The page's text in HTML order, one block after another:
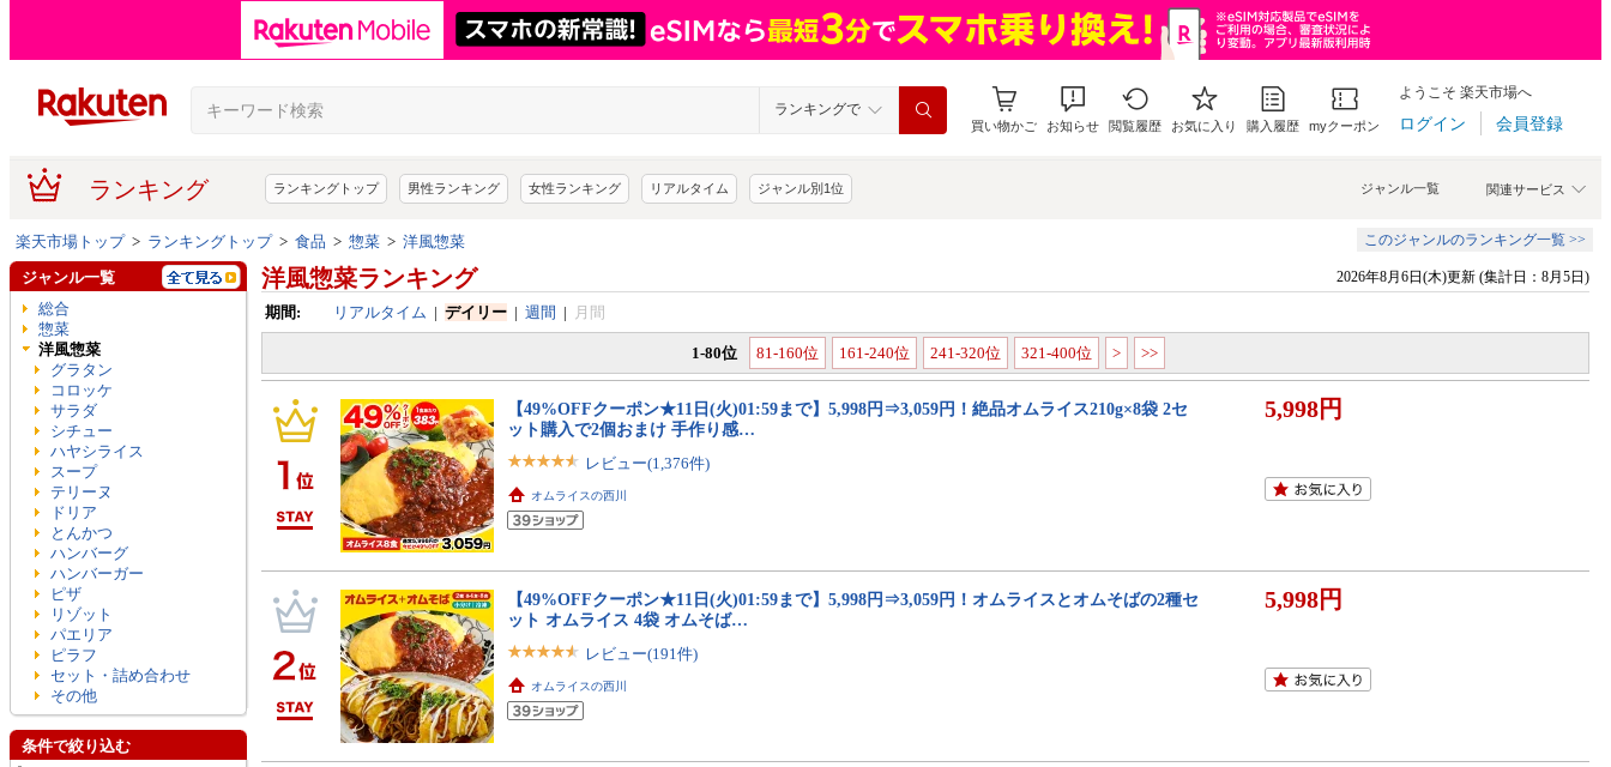
ランキングで
買い物かご お知らせ 閲覧履歴 お気に入り 購入履歴 myクーポン
ようこそ 楽天市場へ
ログイン 会員登録
ランキング 関連サービス
ジャンル一覧
ランキングトップ 男性ランキング 女性ランキング リアルタイム ジャンル別1位
楽天市場トップ> ランキングトップ> 食品 > 惣菜 > 洋風惣菜 このジャンルのランキング一覧 >>
洋風惣菜ランキング 2026年8月6日(木)更新 (集計日：8月5日)
期間: リアルタイム | デイリー| 週間 | 月間
1-80位 81-160位 161-240位 241-320位 321-400位 > >>
【49%OFFクーポン★11日(火)01:59まで】5,998円⇒3,059円！絶品オムライス210g×8袋 2セ
ット購入で2個おまけ 手作り感…
レビュー(1,376件)
オムライスの西川
5,998円
【49%OFFクーポン★11日(火)01:59まで】5,998円⇒3,059円！オムライスとオムそばの2種セ
ット オムライス 4袋 オムそば…
レビュー(191件)
オムライスの西川
5,998円
ジャンル一覧
総合
惣菜
洋風惣菜
グラタン
コロッケ
サラダ
シチュー
ハヤシライス
スープ
テリーヌ
ドリア
とんかつ
ハンバーグ
ハンバーガー
ピザ
リゾット
パエリア
ピラフ
セット・詰め合わせ
その他
条件で絞り込む